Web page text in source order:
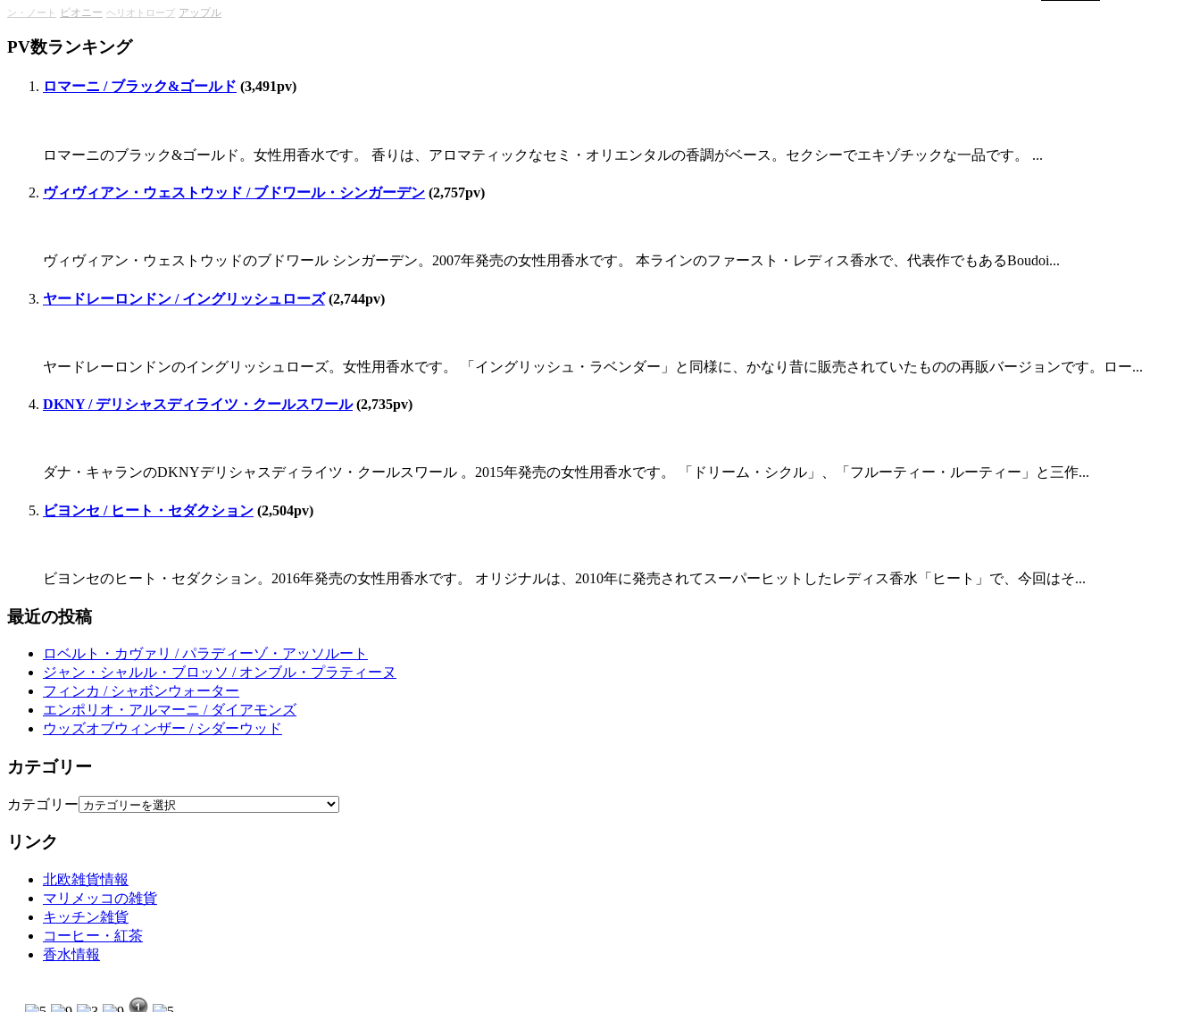
ン・ノート
ピオニー ヘリオトロープ アップル
PV数ランキング
ロマーニ / ブラック&ゴールド (3,491pv)
ロマーニのブラック&ゴールド。女性用香水です。 香りは、アロマティックなセミ・オリエンタルの香調がベース。セクシーでエキゾチックな一品です。 ...
ヴィヴィアン・ウェストウッド / ブドワール・シンガーデン (2,757pv)
ヴィヴィアン・ウェストウッドのブドワール シンガーデン。2007年発売の女性用香水です。 本ラインのファースト・レディス香水で、代表作でもあるBoudoi...
ヤードレーロンドン / イングリッシュローズ(2,744pv)
ヤードレーロンドンのイングリッシュローズ。女性用香水です。 「イングリッシュ・ラベンダー」と同様に、かなり昔に販売されていたものの再販バージョンです。ロー...
DKNY / デリシャスディライツ・クールスワール(2,735pv)
ダナ・キャランのDKNYデリシャスディライツ・クールスワール 。2015年発売の女性用香水です。 「ドリーム・シクル」、「フルーティー・ルーティー」と三作...
ビヨンセ / ヒート・セダクション (2,504pv)
ビヨンセのヒート・セダクション。2016年発売の女性用香水です。 オリジナルは、2010年に発売されてスーパーヒットしたレディス香水「ヒート」で、今回はそ...
最近の投稿
ロベルト・カヴァリ / パラディーゾ・アッソルート
ジャン・シャルル・ブロッソ / オンブル・プラティーヌ
フィンカ / シャボンウォーター
エンポリオ・アルマーニ / ダイアモンズ
ウッズオブウィンザー / シダーウッド
カテゴリー
カテゴリー
リンク
北欧雑貨情報
マリメッコの雑貨
キッチン雑貨
コーヒー・紅茶
香水情報